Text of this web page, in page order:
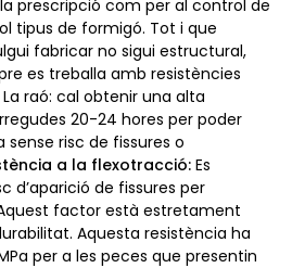
prescripció com per al control de
tipus de formigó. Tot i que
fabricar no sigui estructural,
es treballa amb resistències
raó: cal obtenir una alta
20-24 hores per poder
risc de fissures o
a la flexotracció:Es
d’aparició de fissures per
factor està estretament
Aquesta resistència ha
per a les peces que presentin